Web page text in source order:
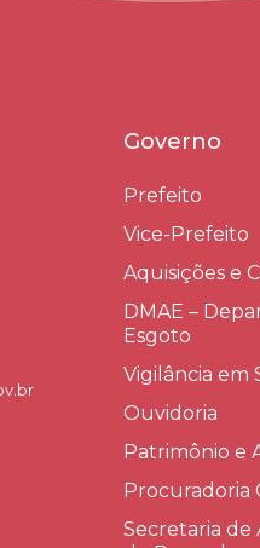
Governo
Prefeito
Vice-Prefeito
Aquisições e
DMAE –
Esgoto
Vigilância em
Ouvidoria
Patrimônio e
Procuradoria
Secretaria de